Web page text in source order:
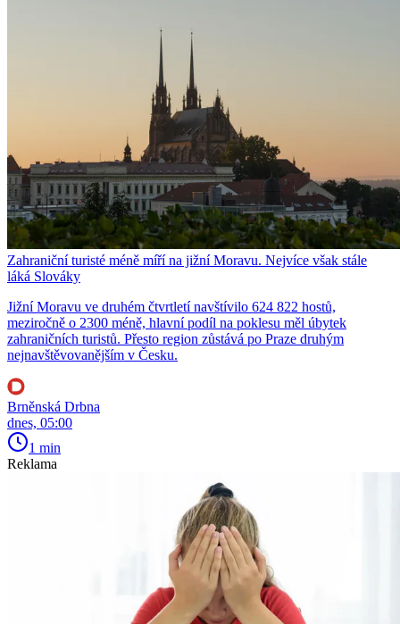
Zahraniční turisté méně míří na jižní Moravu. Nejvíce však stále
láká Slováky
Jižní Moravu ve druhém čtvrtletí navštívilo 624 822 hostů,
meziročně o 2300 méně, hlavní podíl na poklesu měl úbytek
zahraničních turistů. Přesto region zůstává po Praze druhým
nejnavštěvovanějším v Česku.
Brněnská Drbna
dnes, 05:00
1 min
Reklama